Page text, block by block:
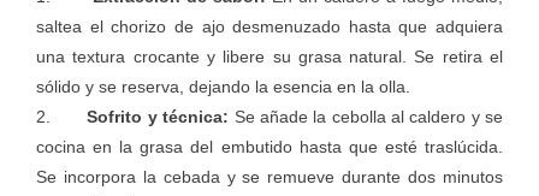
saltea el chorizo de ajo desmenuzado hasta que adquiera
una textura crocante y libere su grasa natural. Se retira el
sólido y se reserva, dejando la esencia en la olla.
2.Sofrito y técnica: Se añade la cebolla al caldero y se
cocina en la grasa del embutido hasta que esté traslúcida.
Se incorpora la cebada y se remueve durante dos minutos